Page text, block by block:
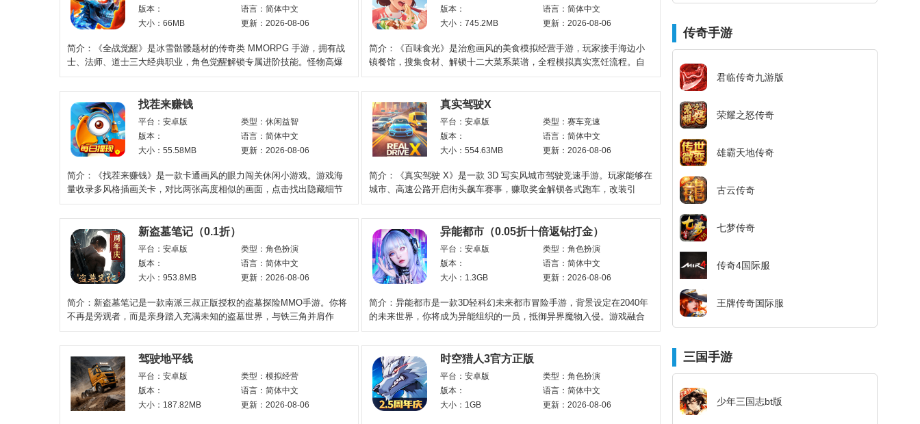
版本：
语言：简体中文
大小：66MB
更新：2026-08-06
简介：《全战觉醒》是冰雪骷髅题材的传奇类 MMORPG 手游，拥有战
士、法师、道士三大经典职业，角色觉醒解锁专属进阶技能。怪物高爆
光柱神装，装备支持自
版本：
语言：简体中文
大小：745.2MB
更新：2026-08-06
简介：《百味食光》是治愈画风的美食模拟经营手游，玩家接手海边小
镇餐馆，搜集食材、解锁十二大菜系菜谱，全程模拟真实烹饪流程。自
由挑选家具装饰改造
找茬来赚钱
平台：安卓版
类型：休闲益智
版本：
语言：简体中文
大小：55.58MB
更新：2026-08-06
简介：《找茬来赚钱》是一款卡通画风的眼力闯关休闲小游戏。游戏海
量收录多风格插画关卡，对比两张高度相似的画面，点击找出隐藏细节
差异即可通关。内
真实驾驶X
平台：安卓版
类型：赛车竞速
版本：
语言：简体中文
大小：554.63MB
更新：2026-08-06
简介：《真实驾驶 X》是一款 3D 写实风城市驾驶竞速手游。玩家能够在
城市、高速公路开启街头飙车赛事，赚取奖金解锁各式跑车，改装引
擎、车漆配件；还可
新盗墓笔记（0.1折）
平台：安卓版
类型：角色扮演
版本：
语言：简体中文
大小：953.8MB
更新：2026-08-06
简介：新盗墓笔记是一款南派三叔正版授权的盗墓探险MMO手游。你将
不再是旁观者，而是亲身踏入充满未知的盗墓世界，与铁三角并肩作
战。游戏由游族网络
异能都市（0.05折十倍返钻打金）
平台：安卓版
类型：角色扮演
版本：
语言：简体中文
大小：1.3GB
更新：2026-08-06
简介：异能都市是一款3D轻科幻未来都市冒险手游，背景设定在2040年
的未来世界，你将成为异能组织的一员，抵御异界魔物入侵。游戏融合
了风、火、雷、水四
驾驶地平线
平台：安卓版
类型：模拟经营
版本：
语言：简体中文
大小：187.82MB
更新：2026-08-06
时空猎人3官方正版
平台：安卓版
类型：角色扮演
版本：
语言：简体中文
大小：1GB
更新：2026-08-06
传奇手游
君临传奇九游版
荣耀之怒传奇
雄霸天地传奇
古云传奇
七梦传奇
传奇4国际服
王牌传奇国际服
三国手游
少年三国志bt版